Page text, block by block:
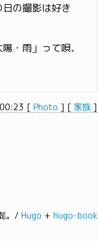
の撮影は好き
・雨」って唄、
[ Photo ] [ 家族 ]
。/ Hugo + hugo-book